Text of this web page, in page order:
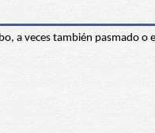
a veces también pasmado o